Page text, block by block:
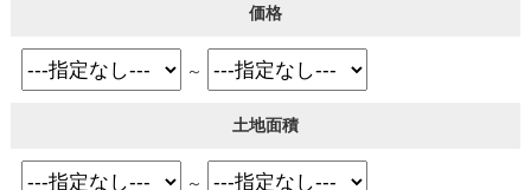
価格
～
土地面積
～